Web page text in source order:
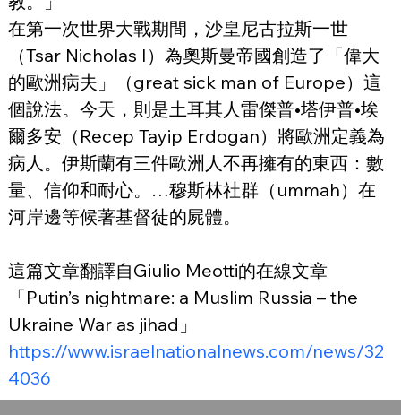
在第一次世界大戰期間，沙皇尼古拉斯一世
（Tsar Nicholas I）為奧斯曼帝國創造了「偉大
的歐洲病夫」（great sick man of Europe）這
個說法。今天，則是土耳其人雷傑普•塔伊普•埃
爾多安（Recep Tayip Erdogan）將歐洲定義為
病人。伊斯蘭有三件歐洲人不再擁有的東西：數
量、信仰和耐心。…穆斯林社群（ummah）在
河岸邊等候著基督徒的屍體。
這篇文章翻譯自Giulio Meotti的在線文章
「Putin’s nightmare: a Muslim Russia – the
Ukraine War as jihad」
https://www.israelnationalnews.com/news/32
4036